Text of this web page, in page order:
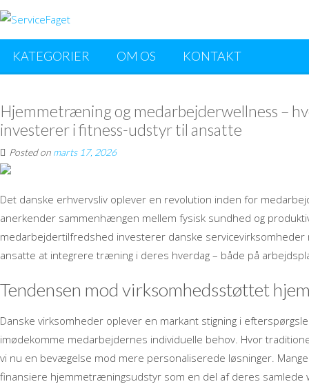
KATEGORIER OM OS KONTAKT
Hjemmetræning og medarbejderwellness –
investerer i fitness-udstyr til ansatte
Posted on marts 17, 2026
Det danske erhvervsliv oplever en revolution inden for
anerkender sammenhængen mellem fysisk sundhed og
medarbejdertilfredshed investerer danske
ansatte at integrere træning i deres hverdag – både på
Tendensen mod virksomhedsstøttet
Danske virksomheder oplever en markant stigning i
imødekomme medarbejdernes individuelle behov. Hvor
vi nu en bevægelse mod mere personaliserede løsninger.
finansiere hjemmetræningsudstyr som en del af deres samlede